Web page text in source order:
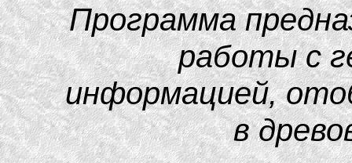
Программа
работы с
информацией,
в